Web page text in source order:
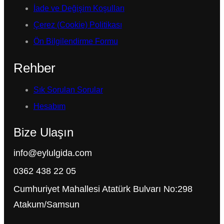
İade ve Değişim Koşulları
Çerez (Cookie) Politikası
Ön Bilgilendirme Formu
Rehber
Sık Sorulan Sorular
Hesabım
Bize Ulaşın
info@eylulgida.com
0362 438 22 05
Cumhuriyet Mahallesi Atatürk Bulvarı No:298
Atakum/Samsun